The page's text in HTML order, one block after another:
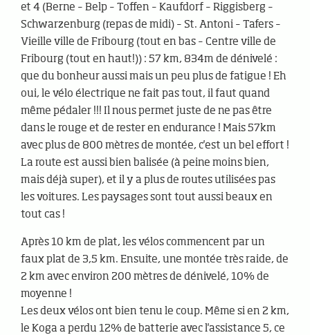
et 4 (Berne – Belp – Toffen – Kaufdorf – Riggisberg –
Schwarzenburg (repas de midi) – St. Antoni – Tafers –
Vieille ville de Fribourg (tout en bas – Centre ville de
Fribourg (tout en haut!)) : 57 km, 834m de dénivelé :
que du bonheur aussi mais un peu plus de fatigue ! Eh
oui, le vélo électrique ne fait pas tout, il faut quand
même pédaler !!! Il nous permet juste de ne pas être
dans le rouge et de rester en endurance ! Mais 57km
avec plus de 800 mètres de montée, c'est un bel effort !
La route est aussi bien balisée (à peine moins bien,
mais déjà super), et il y a plus de routes utilisées pas
les voitures. Les paysages sont tout aussi beaux en
tout cas !
Après 10 km de plat, les vélos commencent par un
faux plat de 3,5 km. Ensuite, une montée très raide, de
2 km avec environ 200 mètres de dénivelé, 10% de
moyenne !
Les deux vélos ont bien tenu le coup. Même si en 2 km,
le Koga a perdu 12% de batterie avec l'assistance 5, ce